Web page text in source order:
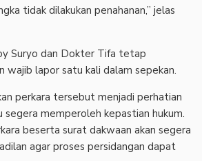
tidak dilakukan penahanan,” jelas
Suryo dan Dokter Tifa tetap
wajib lapor satu kali dalam sepekan.
perkara tersebut menjadi perhatian
segera memperoleh kepastian hukum.
beserta surat dakwaan akan segera
agar proses persidangan dapat